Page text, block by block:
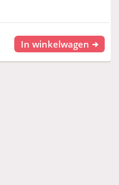
In winkelwagen